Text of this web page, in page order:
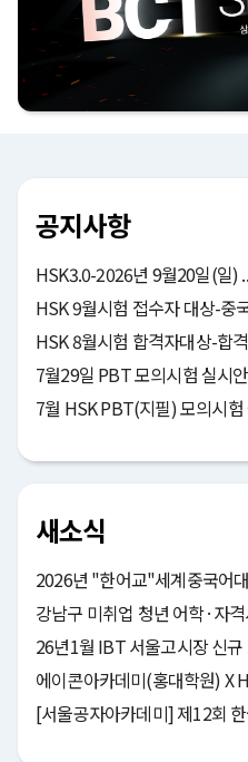
공지사항
HSK3.0-2026년 9월20일(일)
HSK 9월시험 접수자 대상-중
HSK 8월시험 합격자대상-합
7월29일 PBT 모의시험 실시
7월 HSK PBT(지필) 모의시험
새소식
2026년 "한어교"세계중국어
강남구 미취업 청년 어학·자
26년1월 IBT 서울고시장 신규
에이콘아카데미(홍대학원) X
[서울공자아카데미] 제12회